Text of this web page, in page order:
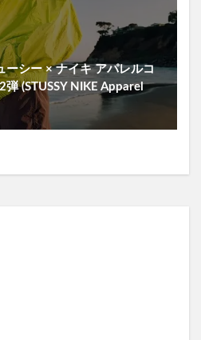
シー × ナイキ アパレルコ
(STUSSY NIKE Apparel